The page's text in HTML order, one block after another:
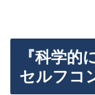
『科学的
セルフコ